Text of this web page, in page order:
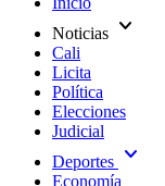
Noticias expand_more
Cali
Licita
Política
Elecciones
Judicial
Deportes expand_more
Economía